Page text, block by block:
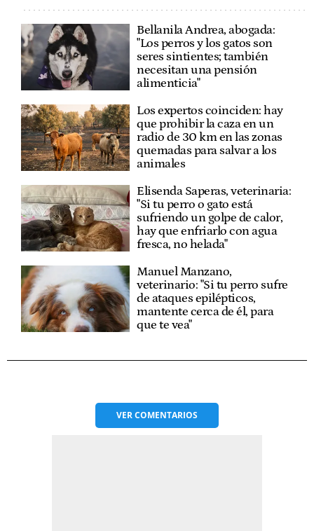
Bellanila Andrea, abogada:
"Los perros y los gatos son
seres sintientes; también
necesitan una pensión
alimenticia"
Los expertos coinciden: hay
que prohibir la caza en un
radio de 30 km en las zonas
quemadas para salvar a los
animales
Elisenda Saperas, veterinaria:
"Si tu perro o gato está
sufriendo un golpe de calor,
hay que enfriarlo con agua
fresca, no helada"
Manuel Manzano,
veterinario: "Si tu perro sufre
de ataques epilépticos,
mantente cerca de él, para
que te vea"
VERCOMENTARIOS